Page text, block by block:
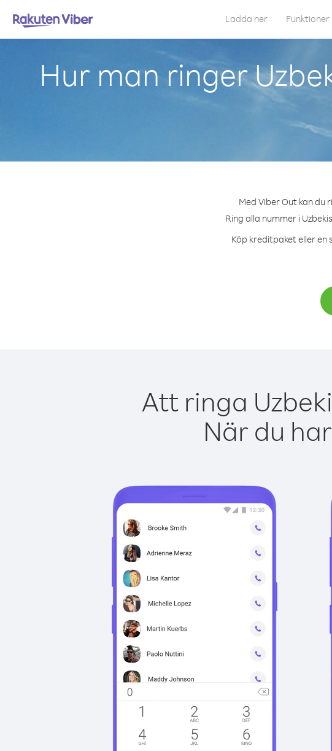
Ladda ner Funktioner
Hur man ringer
Med Viber Out kan
Ring alla nummer i
Köp kreditpaket eller
Att ringa
När du